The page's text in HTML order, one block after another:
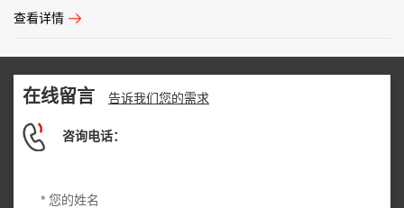
查看详情
在线留言 告诉我们您的需求
咨询电话：